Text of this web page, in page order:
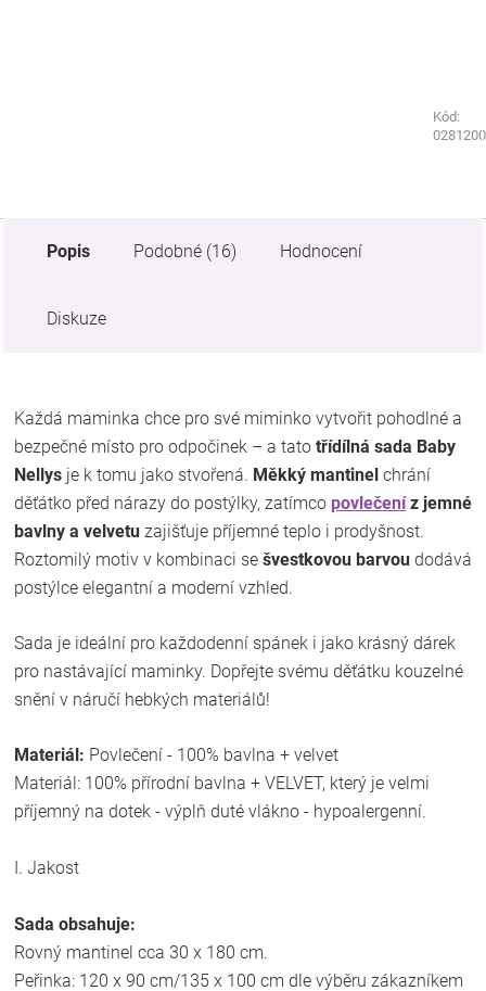
Kód:
Kód:
Popis Podobné (16) Hodnocení
Diskuze
Každá maminka chce pro své miminko vytvořit pohodlné a
bezpečné místo pro odpočinek – a tato třídílná sada Baby
Nellys je k tomu jako stvořená. Měkký mantinel chrání
děťátko před nárazy do postýlky, zatímco povlečeníz jemné
bavlny a velvetu zajišťuje příjemné teplo i prodyšnost.
Roztomilý motiv v kombinaci se švestkovou barvou dodává
postýlce elegantní a moderní vzhled.
Sada je ideální pro každodenní spánek i jako krásný dárek
pro nastávající maminky. Dopřejte svému děťátku kouzelné
snění v náručí hebkých materiálů!
Materiál: Povlečení - 100% bavlna + velvet
Materiál: 100% přírodní bavlna + VELVET, který je velmi
příjemný na dotek - výplň duté vlákno - hypoalergenní.
I. Jakost
Sada obsahuje:
Rovný mantinel cca 30 x 180 cm.
Peřinka: 120 x 90 cm/135 x 100 cm dle výběru zákazníkem